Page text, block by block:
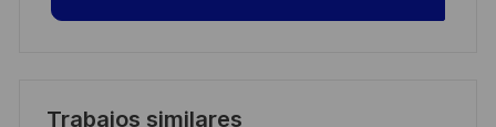
Trabajos similares